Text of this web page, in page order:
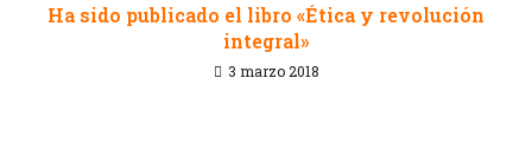
Ha sido publicado el libro «Ética y revolución
integral»
3 marzo 2018